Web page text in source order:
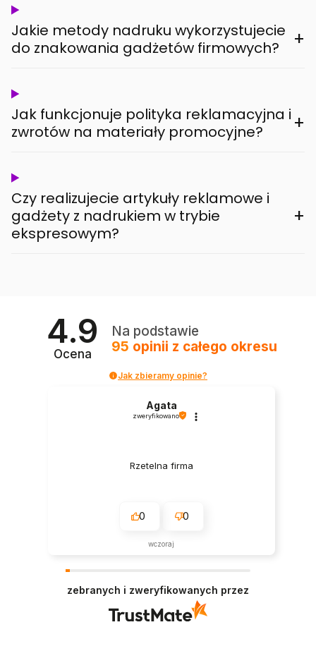
Jakie metody nadruku wykorzystujecie
do znakowania gadżetów firmowych?
+
Jak funkcjonuje polityka reklamacyjna i
zwrotów na materiały promocyjne?
+
Czy realizujecie artykuły reklamowe i
gadżety z nadrukiem w trybie
ekspresowym?
+
4.9
Ocena
Na podstawie
95 opinii z całego okresu
Jak zbieramy opinie?
Agata
zweryfikowano
Rzetelna firma
0 0
wczoraj
zebranych i zweryfikowanych przez